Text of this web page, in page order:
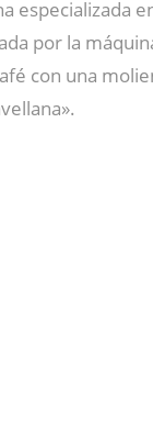
especializada
por la
con una